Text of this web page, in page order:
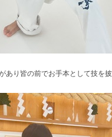
あり皆の前でお手本として技を